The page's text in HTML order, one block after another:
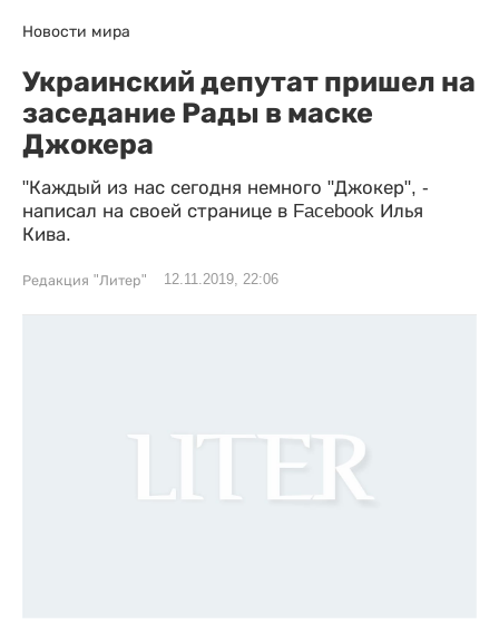
Новости мира
Украинский депутат пришел на
заседание Рады в маске
Джокера
"Каждый из нас сегодня немного "Джокер", -
написал на своей странице в Facebook Илья
Кива.
Редакция "Литер" 12.11.2019, 22:06